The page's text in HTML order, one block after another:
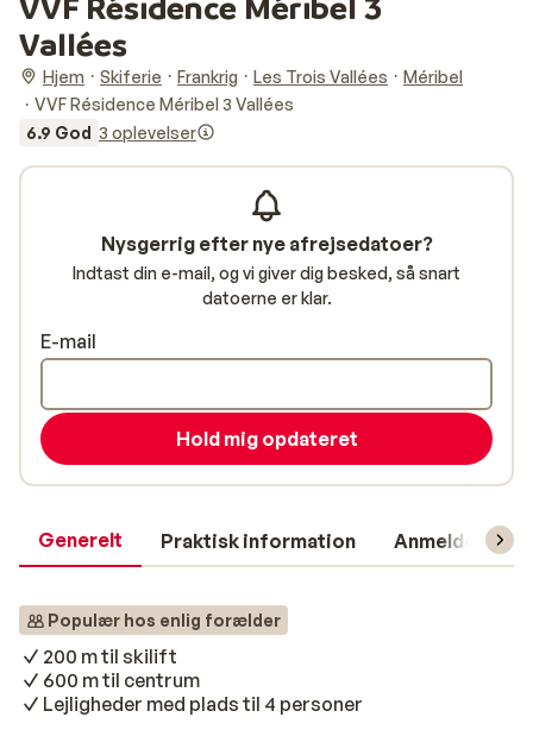
Vallées
Hjem Skiferie Frankrig Les Trois Vallées
Méribel
VVF Résidence Méribel 3 Vallées
6.9 God 3 oplevelser
Generelt Praktisk information Anmeldelser
Populær hos enlig forælder
200 m til skilift
600 m til centrum
Lejligheder med plads til 4 personer
Nysgerrig efter nye afrejsedatoer?
Indtast din e-mail, og vi giver dig besked, så snart
datoerne er klar.
E-mail
Hold mig opdateret